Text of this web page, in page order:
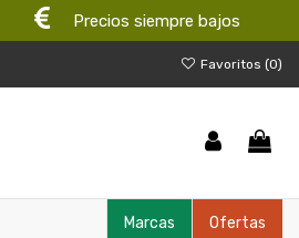
Precios siempre bajos
Favoritos (0)
Ofertas
Marcas